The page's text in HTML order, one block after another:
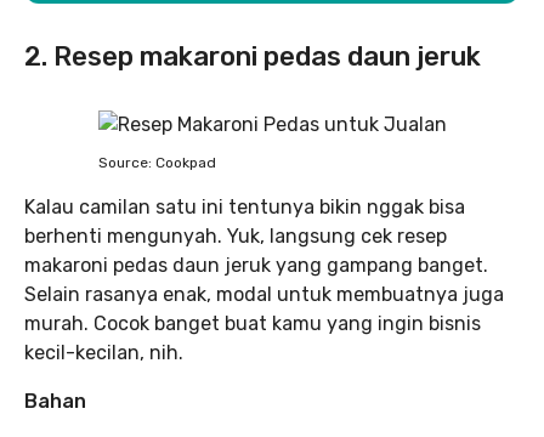
2. Resep makaroni pedas daun jeruk
Source: Cookpad
Kalau camilan satu ini tentunya bikin nggak bisa
berhenti mengunyah. Yuk, langsung cek resep
makaroni pedas daun jeruk yang gampang banget.
Selain rasanya enak, modal untuk membuatnya juga
murah. Cocok banget buat kamu yang ingin bisnis
kecil-kecilan, nih.
Bahan